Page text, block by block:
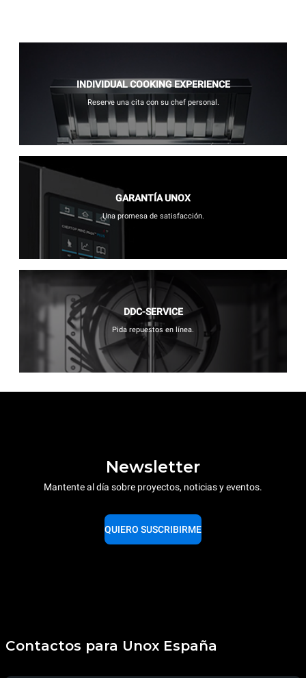
INDIVIDUAL COOKING EXPERIENCE
Reserve una cita con su chef personal.
GARANTÍA UNOX
Una promesa de satisfacción.
DDC-SERVICE
Pida repuestos en línea.
Newsletter
Mantente al día sobre proyectos, noticias y eventos.
QUIERO SUSCRIBIRME
Contactos para Unox España